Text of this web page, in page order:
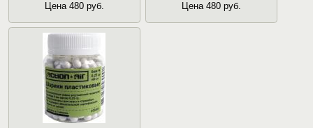
Цена 480 руб.
Цена 480 руб.